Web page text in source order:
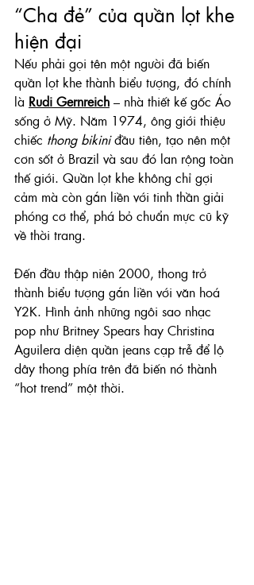
“Cha đẻ” của quần lọt khe
hiện đại
Nếu phải gọi tên một người đã biến
quần lọt khe thành biểu tượng, đó chính
là Rudi Gernreich – nhà thiết kế gốc Áo
sống ở Mỹ. Năm 1974, ông giới thiệu
chiếc thong bikini đầu tiên, tạo nên một
cơn sốt ở Brazil và sau đó lan rộng toàn
thế giới. Quần lọt khe không chỉ gợi
cảm mà còn gắn liền với tinh thần giải
phóng cơ thể, phá bỏ chuẩn mực cũ kỹ
về thời trang.
Đến đầu thập niên 2000, thong trở
thành biểu tượng gắn liền với văn hoá
Y2K. Hình ảnh những ngôi sao nhạc
pop như Britney Spears hay Christina
Aguilera diện quần jeans cạp trễ để lộ
dây thong phía trên đã biến nó thành
“hot trend” một thời.